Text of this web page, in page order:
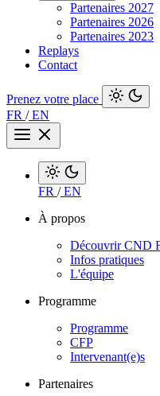
Partenaires 2027
Partenaires 2026
Partenaires 2023
Replays
Contact
Prenez votre place
FR /EN
FR /EN
À propos
Découvrir CND
Infos pratiques
L'équipe
Programme
Programme
CFP
Intervenant(e)s
Partenaires